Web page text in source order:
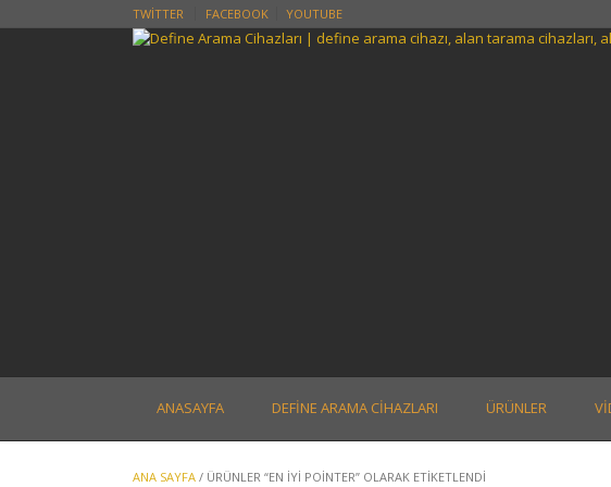
to
TWITTER FACEBOOK YOUTUBE
ANASAYFA DEFINE ARAMA CIHAZLARI ÜRÜNLER
ANA SAYFA / ÜRÜNLER “EN IYI POINTER” OLARAK ETIKETLENDI